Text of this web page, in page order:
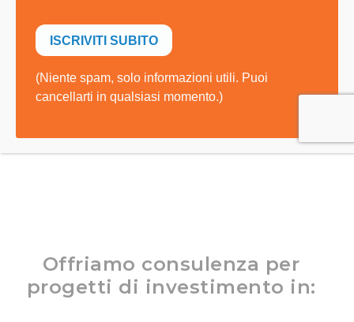
Offriamo consulenza per
progetti di investimento in: